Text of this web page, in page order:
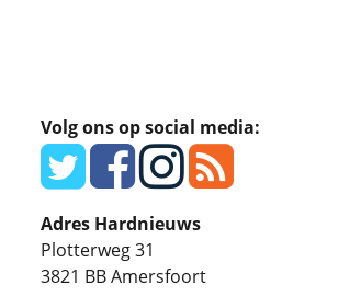
Volg ons op social media:
Adres Hardnieuws
Plotterweg 31
3821 BBAmersfoort